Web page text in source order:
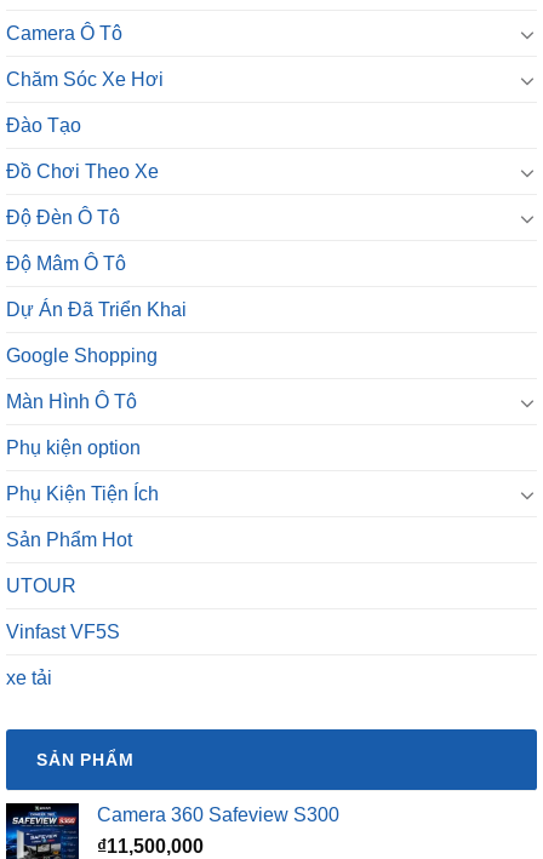
Camera Ô Tô
Chăm Sóc Xe Hơi
Đào Tạo
Đồ Chơi Theo Xe
Độ Đèn Ô Tô
Độ Mâm Ô Tô
Dự Án Đã Triển Khai
Google Shopping
Màn Hình Ô Tô
Phụ kiện option
Phụ Kiện Tiện Ích
Sản Phẩm Hot
UTOUR
Vinfast VF5S
xe tải
SẢN PHẨM
Camera 360 Safeview S300
₫11,500,000